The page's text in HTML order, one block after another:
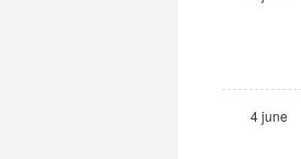
4 june